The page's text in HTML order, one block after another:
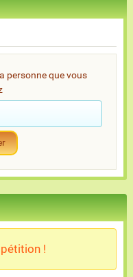
personne que vous
!